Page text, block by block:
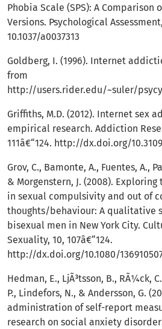
Phobia Scale (SPS): A Comparison
Versions. Psychological
10.1037/a0037313
Goldberg, I. (1996). Internet
from
http://users.rider.edu/~suler/
Griffiths, M.D. (2012). Internet sex
empirical research. Addiction
111â€“124. http://dx.doi.org/
Grov, C., Bamonte, A., Fuentes, A.,
& Morgenstern, J. (2008).
in sexual compulsivity and out of
thoughts/behaviour: A qualitative
bisexual men in New York City.
Sexuality, 10, 107â€“124.
http://dx.doi.org/10.1080/
Hedman, E., LjÃ³tsson, B., RÃ¼ck,
P., Lindefors, N., & Andersson, G.
administration of self-report
research on social anxiety